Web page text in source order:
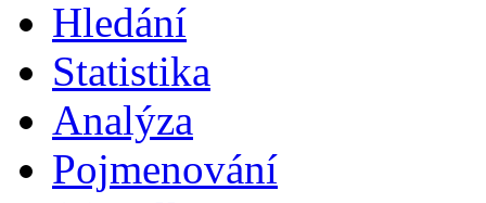
Hledání
Statistika
Analýza
Pojmenování